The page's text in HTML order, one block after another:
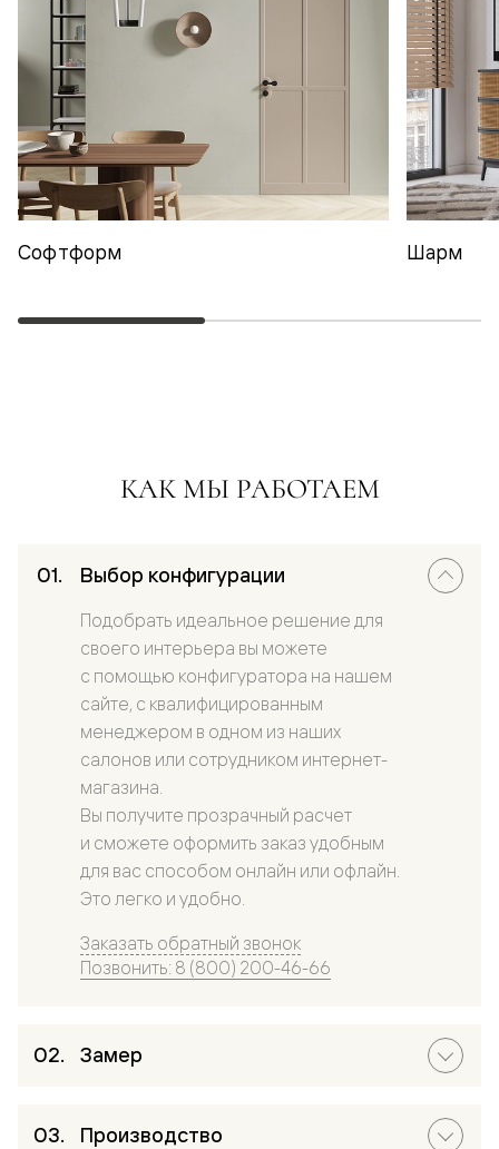
Софтформ Шарм
КАК МЫ РАБОТАЕМ
Выбор конфигурации
Подобрать идеальное решение для
своего интерьера вы можете
с помощью конфигуратора на нашем
сайте, с квалифицированным
менеджером в одном из наших
салонов или сотрудником интернет-
магазина.
Вы получите прозрачный расчет
и сможете оформить заказ удобным
для вас способом онлайн или офлайн.
Это легко и удобно.
Заказать обратный звонок
Позвонить: 8 (800) 200-46-66
Замер
Производство